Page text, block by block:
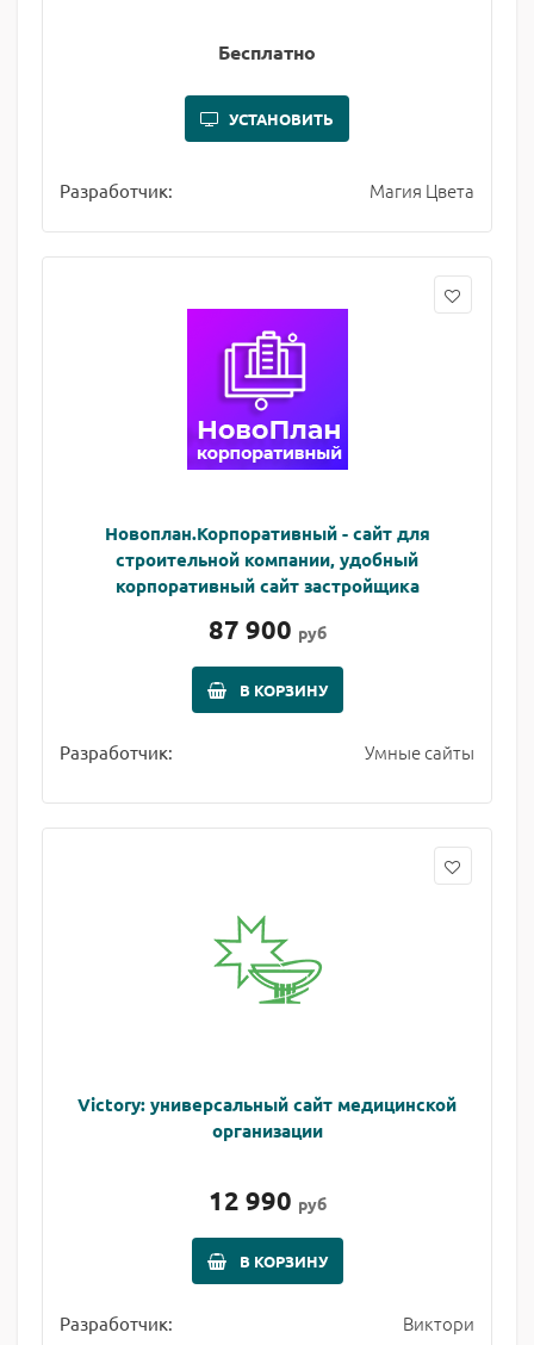
Бесплатно
УСТАНОВИТЬ
Разработчик: Магия Цвета
Новоплан.Корпоративный - сайт для
строительной компании, удобный
корпоративный сайт застройщика
87 900 руб
В КОРЗИНУ
Разработчик: Умные сайты
Victory: универсальный сайт медицинской
организации
12 990 руб
В КОРЗИНУ
Разработчик: Виктори